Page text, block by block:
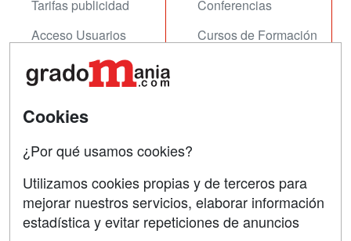
Tarifas publicidad
Acceso Usuarios
Acceso Centros
Conferencias
Cursos de Formación
Contactar
Copyleft
Cookies
¿Por qué usamos cookies?
Utilizamos cookies propias y de terceros para
mejorar nuestros servicios, elaborar información
estadística y evitar repeticiones de anuncios